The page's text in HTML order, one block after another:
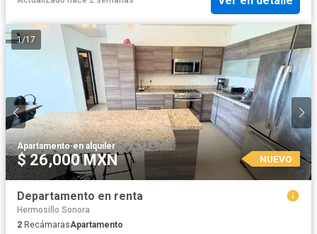
1/17
Apartamento·en alquiler
$ 26,000 MXN NUEVO
Departamento en renta
Hermosillo Sonora
2 RecámarasApartamento